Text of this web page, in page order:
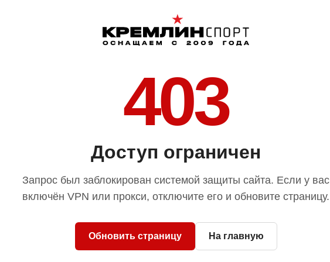
403
Доступ ограничен
Запрос был заблокирован системой защиты сайта. Если у вас
включён VPN или прокси, отключите его и обновите страницу.
Обновить страницу На главную